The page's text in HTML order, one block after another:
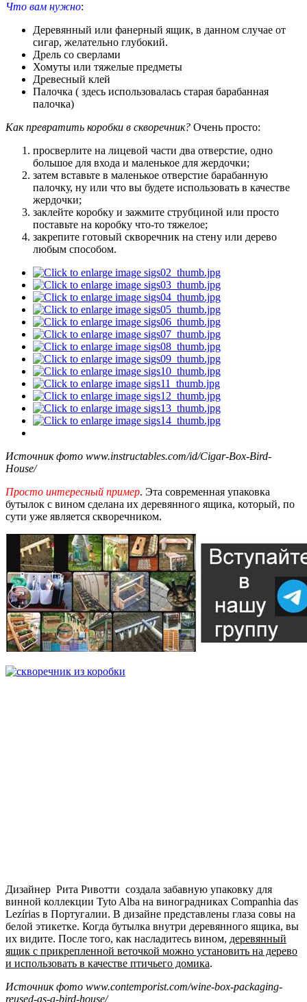
Что вам нужно:
Деревянный или фанерный ящик, в данном случае от
сигар, желательно глубокий.
Дрель со сверлами
Хомуты или тяжелые предметы
Древесный клей
Палочка ( здесь использовалась старая барабанная
палочка)
Как превратить коробки в скворечник? Очень просто:
просверлите на лицевой части два отверстие, одно
большое для входа и маленькое для жердочки;
затем вставьте в маленькое отверстие барабанную
палочку, ну или что вы будете использовать в качестве
жердочки;
заклейте коробку и зажмите струбциной или просто
поставьте на коробку что-то тяжелое;
закрепите готовый скворечник на стену или дерево
любым способом.
Источник фото www.instructables.com/id/Cigar-Box-Bird-
House/
Просто интересный пример. Эта современная упаковка
бутылок с вином сделана их деревянного ящика, который, по
сути уже является скворечником.
Дизайнер Рита Ривотти создала забавную упаковку для
винной коллекции Tyto Alba на виноградниках Companhia das
Lezírias в Португалии. В дизайне представлены глаза совы на
белой этикетке. Когда бутылка внутри деревянного ящика, вы
их видите. После того, как насладитесь вином, деревянный
ящик с прикрепленной веточкой можно установить на дерево
и использовать в качестве птичьего домика.
Источник фото www.contemporist.com/wine-box-packaging-
reused-as-a-bird-house/